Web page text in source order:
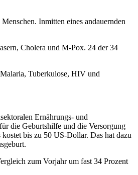
Inmitten eines andauernden
Cholera und M-Pox. 24 der 34
Tuberkulose, HIV und
Ernährungs- und
die Geburtshilfe und die Versorgung
bis zu 50 US-Dollar. Das hat dazu
zum Vorjahr um fast 34 Prozent